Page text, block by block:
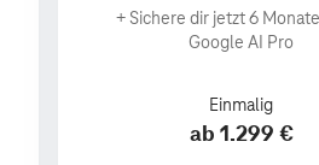
+Sichere dir jetzt 6
Google AI Pro
Einmalig
ab 1.299 €